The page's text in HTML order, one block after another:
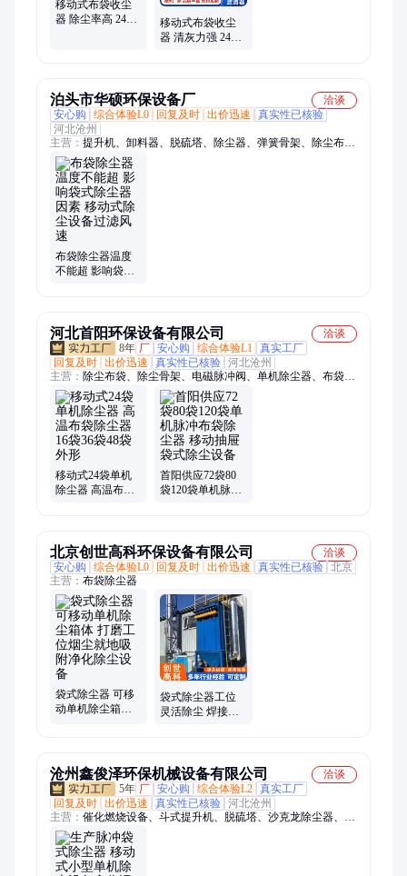
移动式布袋收尘
器 除尘率高 24袋
移动式布袋收尘
器 清灰力强 24袋
泊头市华硕环保设备厂
洽谈
安心购
综合体验L0 回复及时 出价迅速
真实性已核验
河北沧州
主营： 提升机、卸料器、脱硫塔、除尘器、弹簧骨架、除尘布
袋、除尘骨架、脉冲控制仪、光氧一体机、电动插板阀、电磁脉
冲阀、气动插板阀、粉尘加湿机、电捕焦油器、焊烟净化器、活
性炭吸附箱
布袋除尘器温度
不能超 影响袋式
河北首阳环保设备有限公司
洽谈
8年 厂 安心购 综合体验L1
真实工厂
回复及时 出价迅速 真实性已核验 河北沧州
主营： 除尘布袋、除尘骨架、电磁脉冲阀、单机除尘器、布袋除
尘器、锅炉除尘器、旋风除尘器、湿式除尘器、静电除尘器、螺
旋输送机、手动插板阀、通风蝶阀、脉冲控制仪、电捕焦油器、
星型卸料器、星型卸灰阀、粉尘加湿机、斗式提升机、除尘风
机、阴级芒刺线、尘中轴承、止回阀
移动式24袋单机
除尘器 高温布袋
首阳供应72袋80
袋120袋单机脉冲
北京创世高科环保设备有限公司
洽谈
安心购
综合体验L0 回复及时 出价迅速 真实性已核验 北京
主营： 布袋除尘器
袋式除尘器 可移
动单机除尘箱体
袋式除尘器工位
灵活除尘 焊接打
沧州鑫俊泽环保机械设备有限公司
洽谈
5年 厂 安心购 综合体验L2 真实工厂
回复及时 出价迅速 真实性已核验 河北沧州
主营： 催化燃烧设备、斗式提升机、脱硫塔、沙克龙除尘器、滤
筒除尘器、布袋除尘器、仓顶除尘器、塑烧板除尘器、湿式静电
除尘器、电捕焦油器、pp喷淋塔、活性炭吸附箱、静电除油装
置、按需定做、卧式酸雾净化塔、在线监测设备、气旋混动喷淋